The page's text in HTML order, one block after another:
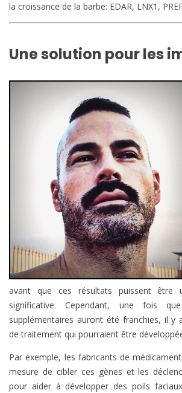
la croissance de la barbe: EDAR, LNX1,
Une solution pour les
avant que ces résultats puissent être
significative. Cependant, une fois
supplémentaires auront été franchies, il y
de traitement qui pourraient être
Par exemple, les fabricants de
mesure de cibler ces gènes et les
pour aider à développer des poils